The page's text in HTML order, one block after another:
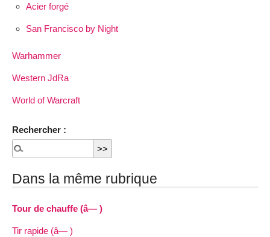
Acier forgé
San Francisco by Night
Warhammer
Western JdRa
World of Warcraft
Rechercher :
Dans la même rubrique
Tour de chauffe (â— )
Tir rapide (â— )